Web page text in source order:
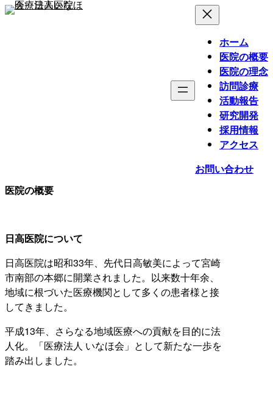
内
ホーム
医院の概要
医院の理念
訪問診療
活動報告
研究開発
採用情報
アクセス
お問い合わせ
医院の概要
日高医院について
日高医院は昭和33年、先代日高敏美によって宮崎
市南部の本郷に開業されました。以来数十年余、
地域に根づいた医療機関として多くの患者様と接
してきました。
平成13年、さらなる地域医療への貢献を目的に法
人化。「医療法人 いなほ会」として新たな一歩を
踏み出しました。